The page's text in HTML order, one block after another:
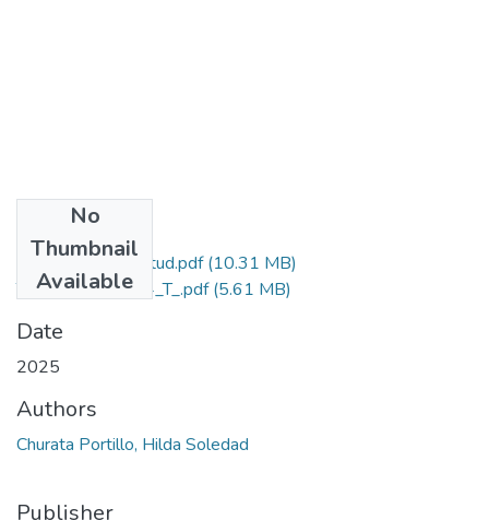
No
Thumbnail
Available
Grado de Similitud.pdf(10.31 MB)
T036_70323224_T_.pdf(5.61 MB)
Date
2025
Authors
Churata Portillo, Hilda Soledad
Publisher